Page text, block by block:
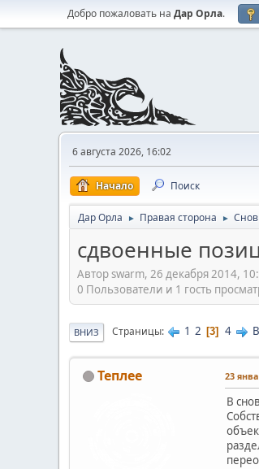
Добро пожаловать на Дар Орла.
6 августа 2026, 16:02
Начало Поиск
Дар Орла ► Правая сторона ►
сдвоенные
Автор swarm, 26 декабря 2014,
0 Пользователи и 1 гость
ВНИЗ Страницы 1 2 3 4
Теплее 23
В